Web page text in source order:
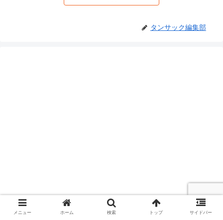
タンサック編集部
メニュー ホーム 検索 トップ サイドバー